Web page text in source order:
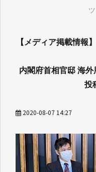
【メディア掲載情報
内閣府首相官邸 海
投
2020-08-07 14:27